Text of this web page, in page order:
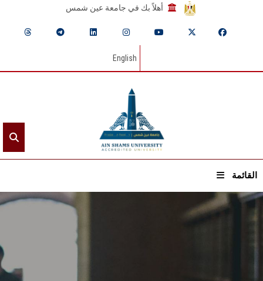
أهلاً بك في جامعة عين شمس
English
القائمة
الرئيسيـة
القطاعـات